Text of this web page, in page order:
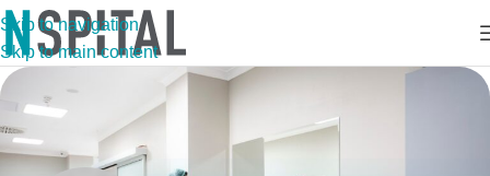
Skip to navigation
Skip to main content